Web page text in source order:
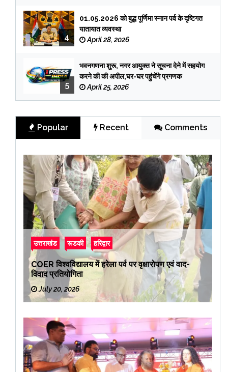
4
01.05.2026 को बुद्ध पूर्णिमा स्नान पर्व के दृष्टिगत
यातायात व्यवस्था
April 28, 2026
5
भवनगणना शुरू, नगर आयुक्त ने सूचना देने में सहयोग
करने की की अपील,घर-घर पहुंचेंगे प्रगणक
April 25, 2026
Popular Recent Comments
उत्तराखंड रूडकी हरिद्वार
COER विश्वविद्यालय में हरेला पर्व पर वृक्षारोपण एवं वाद-
विवाद प्रतियोगिता
July 20, 2026